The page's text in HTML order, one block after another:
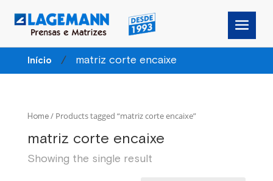
Início / matriz corte encaixe
Home/ Products tagged “matriz corte encaixe”
matriz corte encaixe
Showing the single result